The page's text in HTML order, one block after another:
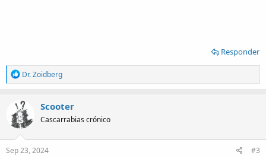
Responder
R
e
a
c
t
i
o
n
s
Dr. Zoidberg
Scooter
Cascarrabias crónico
Sep 23, 2024 #3